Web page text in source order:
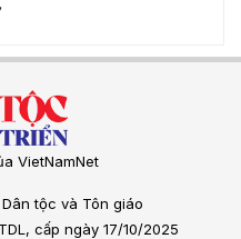
VietNamNet
tộc và Tôn giáo
cấp ngày 17/10/2025